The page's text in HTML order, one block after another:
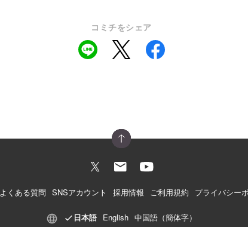
コミチをシェア
よくある質問 SNSアカウント 採用情報 ご利用規約 プライバシー
日本語 English 中国語（簡体字）